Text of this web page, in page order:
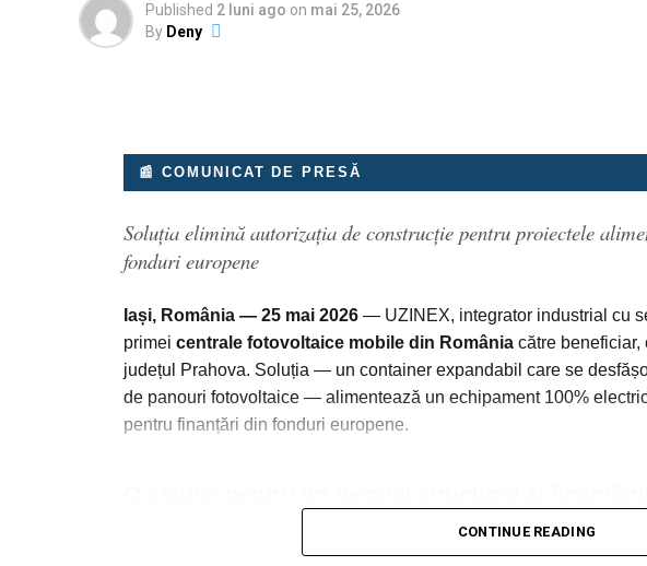
Published 2 luni ago on mai 25, 2026
By Deny
📰 COMUNICAT DE PRESĂ
Soluția elimină autorizația de construcție pentru proiectele
fonduri europene
Iași, România — 25 mai 2026 — UZINEX, integrator industrial cu
primei centrale fotovoltaice mobile din România către
județul Prahova. Soluția — un container expandabil care se
de panouri fotovoltaice — alimentează un echipament 100%
pentru finanțări din fonduri europene.
Legislația actuală a Uniunii Europene impune ca echipamentele
CONTINUE READING